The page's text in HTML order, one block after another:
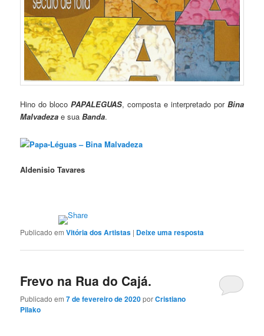
Hino do blocoPAPALEGUAS, composta e interpretado por Bina
Malvadeza e suaBanda.
Papa-Léguas – Bina Malvadeza
Aldenisio Tavares
Publicado em Vitória dos Artistas | Deixe uma resposta
Frevo na Rua do Cajá.
Publicado em7 de fevereiro de 2020porCristiano
Pilako